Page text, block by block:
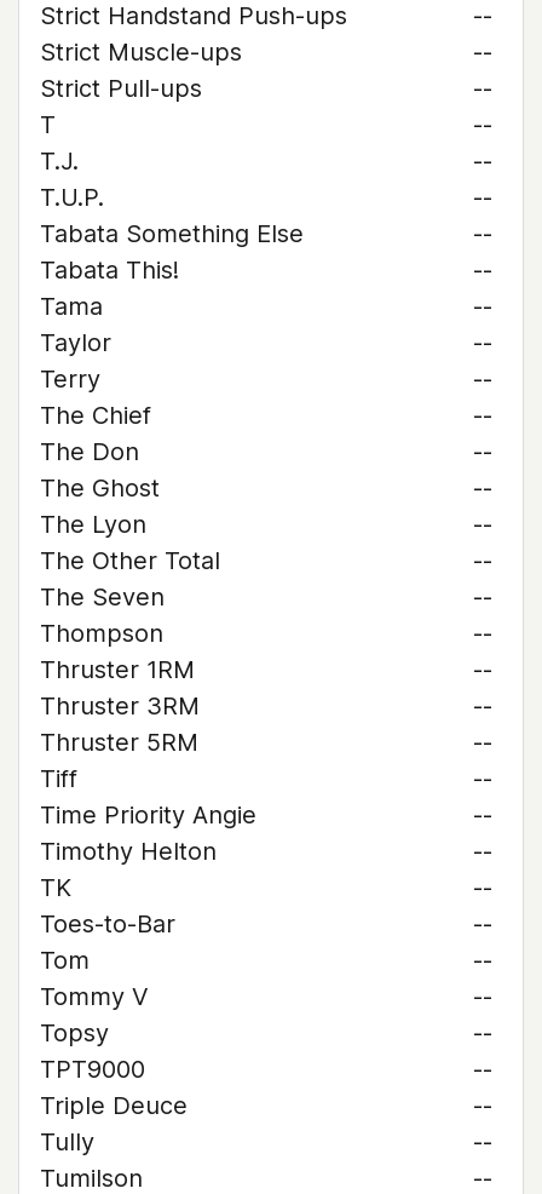
Strict Handstand Push-ups
--
Strict Muscle-ups
--
Strict Pull-ups
--
T
--
T.J.
--
T.U.P.
--
Tabata Something Else
--
Tabata This!
--
Tama
--
Taylor
--
Terry
--
The Chief
--
The Don
--
The Ghost
--
The Lyon
--
The Other Total
--
The Seven
--
Thompson
--
Thruster 1RM
--
Thruster 3RM
--
Thruster 5RM
--
Tiff
--
Time Priority Angie
--
Timothy Helton
--
TK
--
Toes-to-Bar
--
Tom
--
Tommy V
--
Topsy
--
TPT9000
--
Triple Deuce
--
Tully
--
Tumilson
--